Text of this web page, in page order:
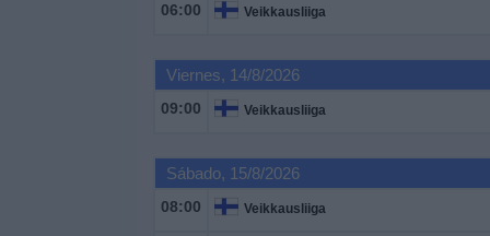
06:00 Veikkausliiga
Viernes, 14/8/2026
09:00 Veikkausliiga
Sábado, 15/8/2026
08:00 Veikkausliiga